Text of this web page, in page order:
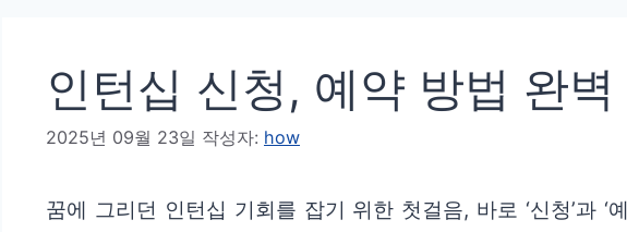
인턴십 신청, 예약 방법 완
2025년 09월 23일 작성자: how
꿈에 그리던 인턴십 기회를 잡기 위한 첫걸음, 바로 ‘신청’과